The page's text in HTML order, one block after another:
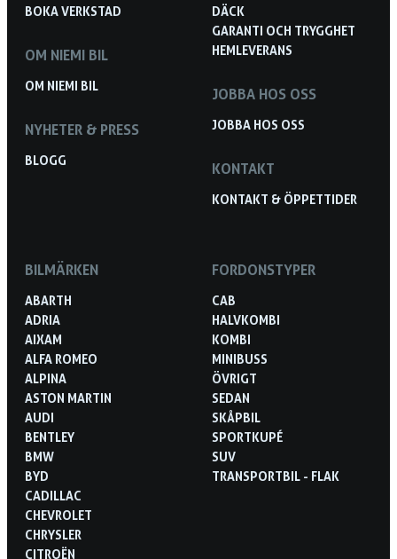
BOKA VERKSTAD
OM NIEMI BIL
OM NIEMI BIL
NYHETER & PRESS
BLOGG
DÄCK
GARANTI OCH TRYGGHET
HEMLEVERANS
JOBBA HOS OSS
JOBBA HOS OSS
KONTAKT
KONTAKT & ÖPPETTIDER
BILMÄRKEN
ABARTH
ADRIA
AIXAM
ALFA ROMEO
ALPINA
ASTON MARTIN
AUDI
BENTLEY
BMW
BYD
CADILLAC
CHEVROLET
CHRYSLER
CITROËN
FORDONSTYPER
CAB
HALVKOMBI
KOMBI
MINIBUSS
ÖVRIGT
SEDAN
SKÅPBIL
SPORTKUPÉ
SUV
TRANSPORTBIL - FLAK